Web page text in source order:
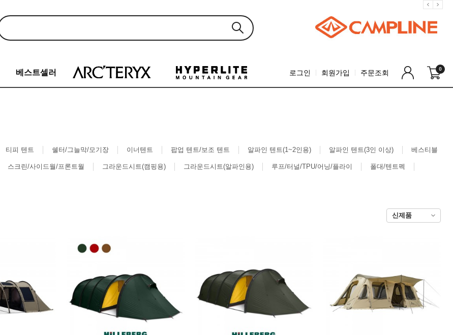
베스트셀러 로그인 회원가입 주문조회 0
티피 텐트 쉘터/그늘막/모기장 이너텐트 팝업 텐트/보조 텐트 알파인 텐트(1~2인용) 알파인 텐트(3인 이상) 베스티블
스크린/사이드월/프론트월 그라운드시트(캠핑용) 그라운드시트(알파인용) 루프/터널/TPU/어닝/플라이 폴대/텐트펙